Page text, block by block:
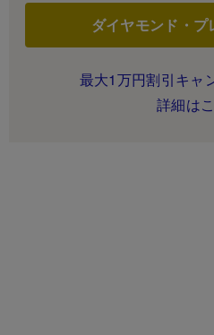
ダイヤモンド・
最大1万円割引キャ
詳細は